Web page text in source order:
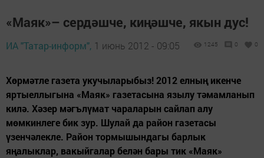
«Маяк»– сердәшче, киңәшче, якын дус!
ИА "Татар-информ", 1 июнь 2012 - 09:05 1245 0 0
Хөрмәтле газета укучыларыбыз! 2012 елның икенче
яртыеллыгына «Маяк» газетасына язылу тәмамланып
килә. Хәзер мәгълүмат чараларын сайлап алу
мөмкинлеге бик зур. Шулай да район газетасы
үзенчәлекле. Район тормышындагы барлык
яңалыклар, вакыйгалар белән бары тик «Маяк»